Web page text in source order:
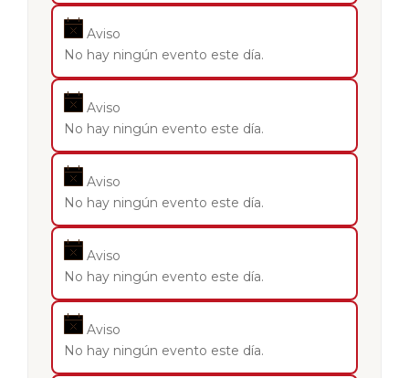
Aviso
No hay ningún evento este día.
Aviso
No hay ningún evento este día.
Aviso
No hay ningún evento este día.
Aviso
No hay ningún evento este día.
Aviso
No hay ningún evento este día.